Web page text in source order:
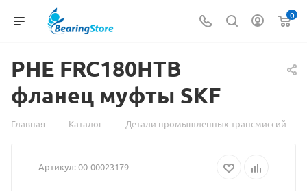
0
PHE FRC180HTB
фланец муфты Материал
о
SKF
Главная — Каталог — Детали промышленных трансмиссий —
Артикул:00-00023179